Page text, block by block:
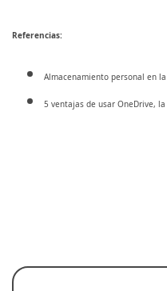
Referencias:
Almacenamiento personal en
5 ventajas de usar OneDrive,